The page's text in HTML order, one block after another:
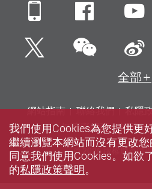
Mobile
Twitter微信
全部
網站指南 聯絡我們 私隱
無障礙網頁
招聘
© 2026 版權屬香港
我們使用Cookies為您提供更
繼續瀏覽本網站而沒有更改
同意我們使用Cookies。如欲
的私隱政策聲明。